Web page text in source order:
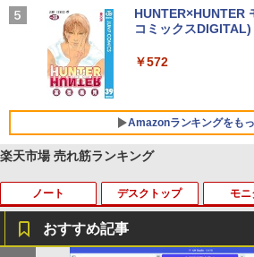
￥1,964
リング ANC 36時間
￥3,480
On My Road
【Amazon.co.jp限定
] [ 水 ] [ ペットボト
￥998
HUNTER×HUNTER
コミックスDIGITAL)
￥572
Amazonランキングをも
楽天市場 売れ筋ランキング
ノート デスクトップ モニ
おすすめ記事